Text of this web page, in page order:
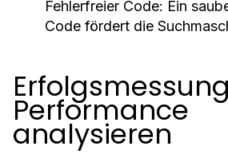
Fehlerfreier Code: Ein
Code fördert die
Performance
analysieren